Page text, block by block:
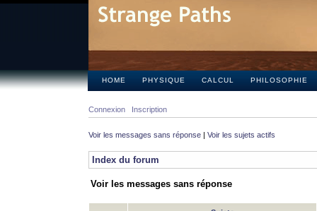
HOME PHYSIQUE CALCUL PHILOSOPHIE
Connexion Inscription
Voir les messages sans réponse | Voir les sujets actifs
Index du forum
Voir les messages sans réponse